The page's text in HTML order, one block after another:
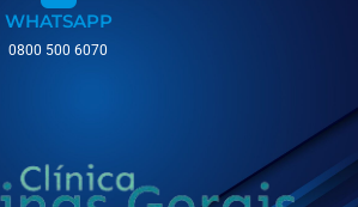
WHATSAPP
0800 500 6070